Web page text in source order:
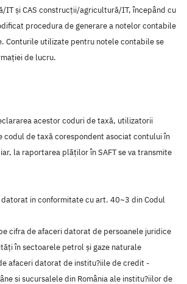
și CAS construcții/agricultură/IT, începând cu
procedura de generare a notelor contabile
Conturile utilizate pentru notele contabile se
de lucru.
acestor coduri de taxă, utilizatorii
codul de taxă corespondent asociat contului în
la raportarea plăților în SAFT se va transmite
in conformitate cu art. 40~3 din Codul
cifra de afaceri datorat de persoanele juridice
în sectoarele petrol şi gaze naturale
afaceri datorat de institu?iile de credit -
si sucursalele din România ale institu?iilor de